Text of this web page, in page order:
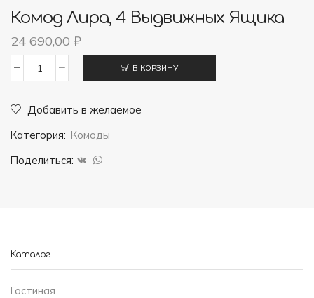
Комод Лира, 4 Выдвижных Ящика
24 690,00 ₽
Комод
Лира,
4
В КОРЗИНУ
Добавить в желаемое
Категория: Комоды
Поделиться:
Каталог
Гостиная